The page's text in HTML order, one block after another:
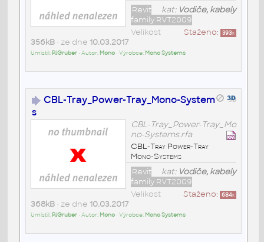
kat: Vodiče, kabely
Revit
family RVT2009
Staženo: 393x
Velikost
356kB• ze dne 10.03.2017
Umístil: PJGruber• Autor: Mono• Výrobce: Mono Systems
CBL-Tray_Power-Tray_Mono-System
s
CBL-Tray_Power-Tray_Mo
no-Systems.rfa
CBL-Tray Power-Tray
Mono-Systems
kat: Vodiče, kabely
Revit
family RVT2009
Staženo: 684x
Velikost
368kB• ze dne 10.03.2017
Umístil: PJGruber• Autor: Mono• Výrobce: Mono Systems